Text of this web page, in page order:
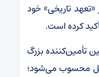
«تعهد تاریخی» خود
کرده است.
تأمین‌کننده بزرگ
محسوب می‌شود؛